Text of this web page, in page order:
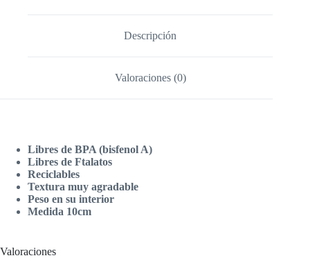
Descripción
Valoraciones (0)
Libres de BPA (bisfenol A)
Libres de Ftalatos
Reciclables
Textura muy agradable
Peso en su interior
Medida 10cm
Valoraciones